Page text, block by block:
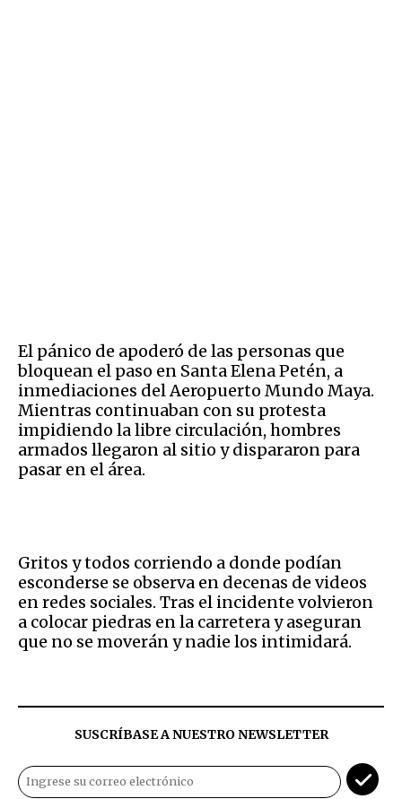
El pánico de apoderó de las personas que
bloquean el paso en Santa Elena Petén, a
inmediaciones del Aeropuerto Mundo Maya.
Mientras continuaban con su protesta
impidiendo la libre circulación, hombres
armados llegaron al sitio y dispararon para
pasar en el área.
Gritos y todos corriendo a donde podían
esconderse se observa en decenas de videos
en redes sociales. Tras el incidente volvieron
a colocar piedras en la carretera y aseguran
que no se moverán y nadie los intimidará.
SUSCRÍBASE A NUESTRO NEWSLETTER